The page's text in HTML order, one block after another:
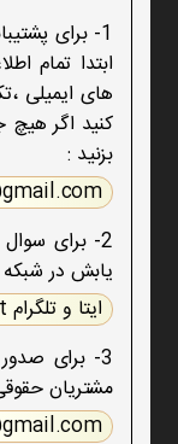
1- برای
ابتدا تمام
های ایمیلی
کنید اگر هیچ
بزنید :
2- برای
یابش در
ایتا و تلگرام yabesh_assistant@
3- برای
مشتریان